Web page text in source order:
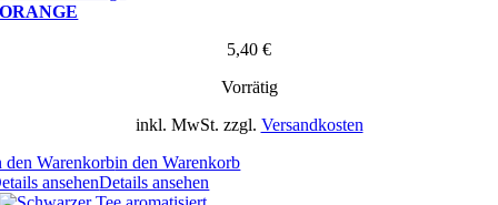
ORANGE
5,40 €
Vorrätig
inkl. MwSt. zzgl. Versandkosten
den Warenkorbin den Warenkorb
ansehenDetails ansehen